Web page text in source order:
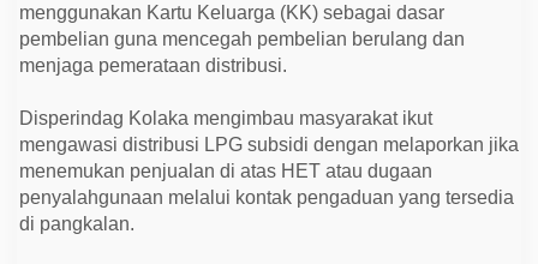
menggunakan Kartu Keluarga (KK) sebagai dasar
pembelian guna mencegah pembelian berulang dan
menjaga pemerataan distribusi.
Disperindag Kolaka mengimbau masyarakat ikut
mengawasi distribusi LPG subsidi dengan melaporkan jika
menemukan penjualan di atas HET atau dugaan
penyalahgunaan melalui kontak pengaduan yang tersedia
di pangkalan.